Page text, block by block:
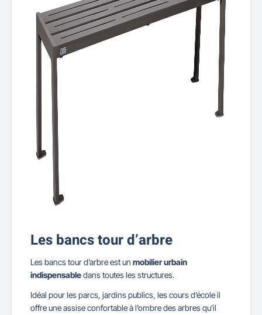
Les bancs tour d’arbre
Les bancs tour d’arbre est un mobilier urbain
indispensabledans toutes les structures.
Idéal pour les parcs, jardins publics, les cours d’école il
offre une assise confortable à l’ombre des arbres qu’il